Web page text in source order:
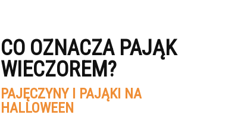
CO OZNACZA PAJĄK
WIECZOREM?
PAJĘCZYNY I PAJĄKI NA
HALLOWEEN